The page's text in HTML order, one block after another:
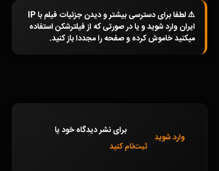
⚠️ لطفا برای دسترسی بیشتر و دیدن جزئیات فیلم با IP
ایران وارد شوید و یا در صورتی که از فیلترشکن استفاده
میکنید خاموش کرده و صفحه را مجددا باز کنید.
برای نشر دیدگاه خود
وارد شوید
یا
ثبت‌نام کنید